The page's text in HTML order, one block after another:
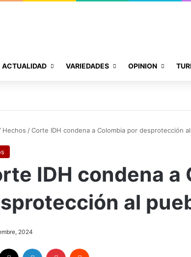
ACTUALIDAD VARIEDADES OPINION
Hechos /Corte IDH condena a Colombia por desprotección al
IDH condena a
al
2024
LinkedIn Pinterest